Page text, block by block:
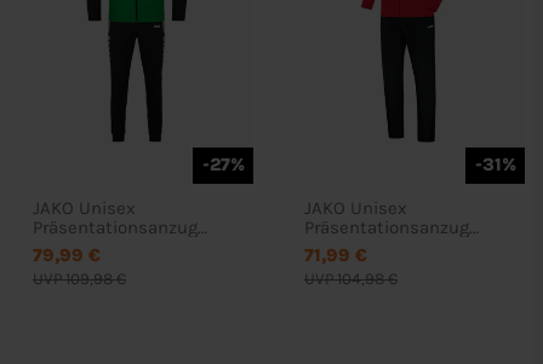
-27%
JAKO Unisex
Präsentationsanzug
Performance
UVP 109,98 €
79,99 €
-31%
JAKO Unisex
Präsentationsanzug
Classico
UVP 104,98 €
71,99 €